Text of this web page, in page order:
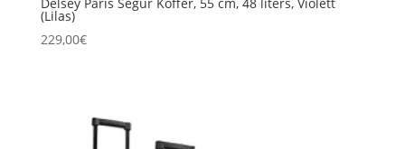
(Lilas)
229,00€